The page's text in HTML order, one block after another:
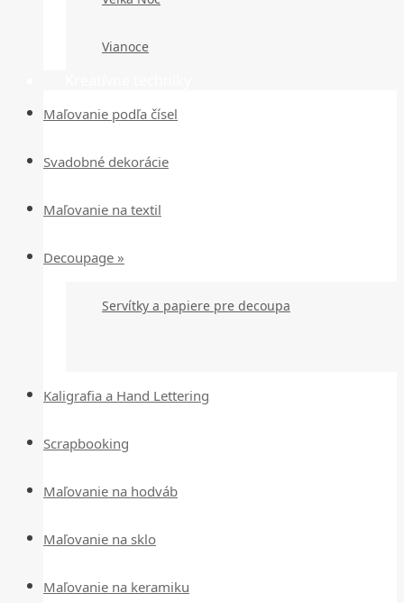
Vianoce
Maľovanie podľa čísel
Svadobné dekorácie
Maľovanie na textil
Decoupage »
Servítky a papiere pre decoupa
Kaligrafia a Hand Lettering
Scrapbooking
Maľovanie na hodváb
Maľovanie na sklo
Maľovanie na keramiku